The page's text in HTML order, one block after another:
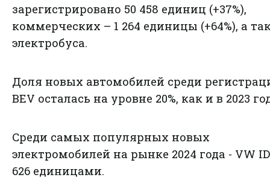
зарегистрировано 50 458 единиц (+37%),
коммерческих – 1 264 единицы (+64%), а
электробуса.
Доля новых автомобилей среди
BEV осталась на уровне 20%, как и в 2023
Среди самых популярных новых
электромобилей на рынке 2024 года - VW
626 единицами.